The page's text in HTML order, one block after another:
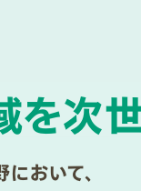
を次
おいて、